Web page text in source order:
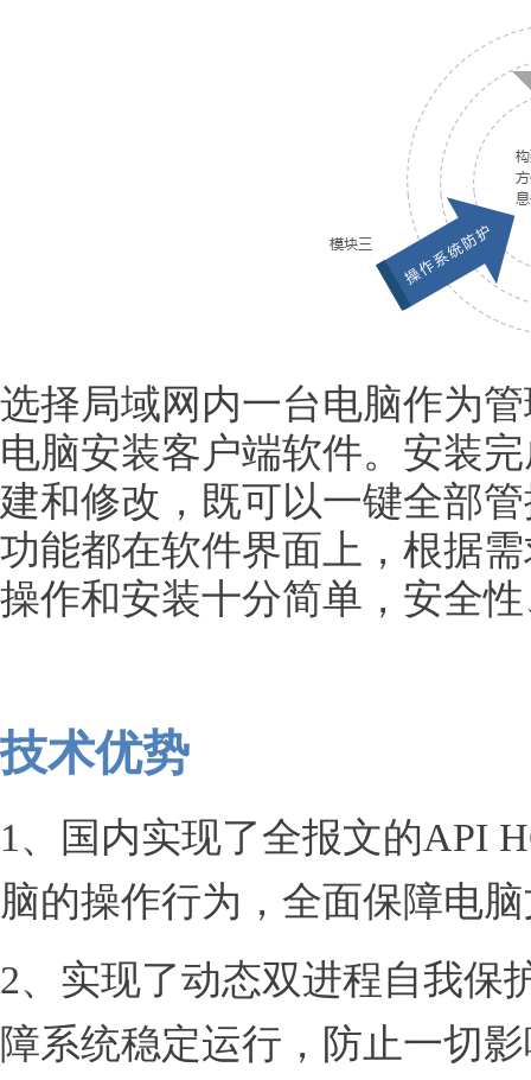
选择局域网内一台电脑作为
电脑安装客户端软件。安装
建和修改，既可以一键全部
功能都在软件界面上，根据
操作和安装十分简单，安全
技术优势
1、国内实现了全报文的API
脑的操作行为，全面保障电
2、实现了动态双进程自我保
障系统稳定运行，防止一切